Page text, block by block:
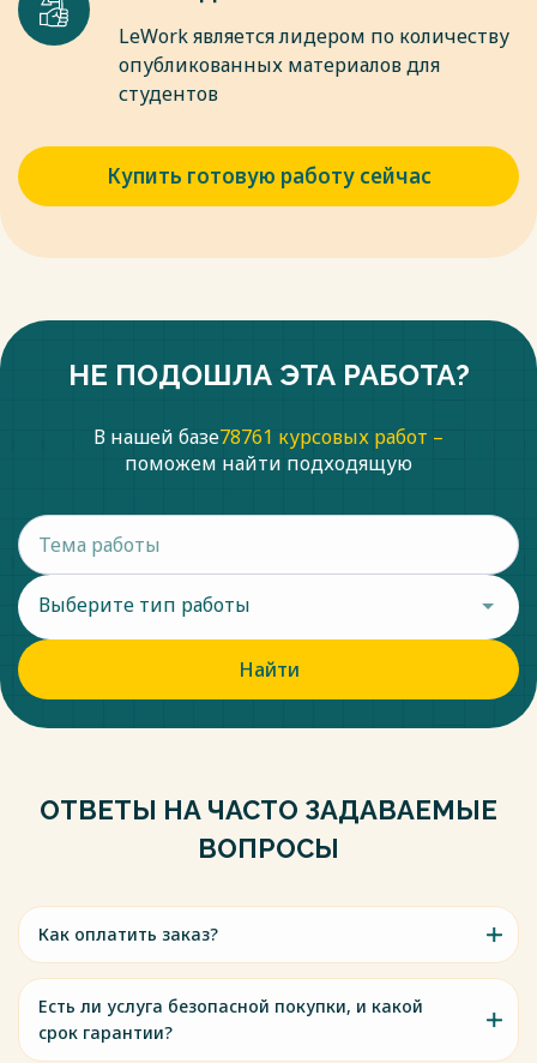
LeWork является лидером по количеству
опубликованных материалов для
студентов
Купить готовую работу сейчас
НЕ ПОДОШЛА ЭТА РАБОТА?
В нашей базе78761 курсовых работ –
поможем найти подходящую
Выберите тип работы
Найти
ОТВЕТЫ НА ЧАСТО ЗАДАВАЕМЫЕ
ВОПРОСЫ
Как оплатить заказ?
Есть ли услуга безопасной покупки, и какой
срок гарантии?